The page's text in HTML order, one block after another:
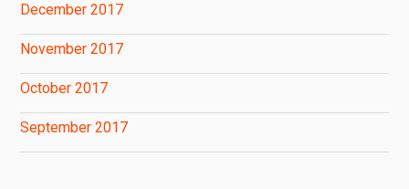
December 2017
November 2017
October 2017
September 2017